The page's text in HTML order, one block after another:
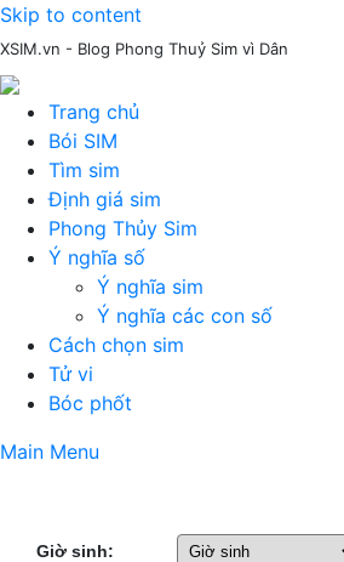
Skip to content
XSIM.vn - Blog Phong Thuỷ Sim vì Dân
Trang chủ
Bói SIM
Tìm sim
Định giá sim
Phong Thủy Sim
Ý nghĩa số
Ý nghĩa sim
Ý nghĩa các con số
Cách chọn sim
Tử vi
Bóc phốt
Main Menu
Giờ sinh: